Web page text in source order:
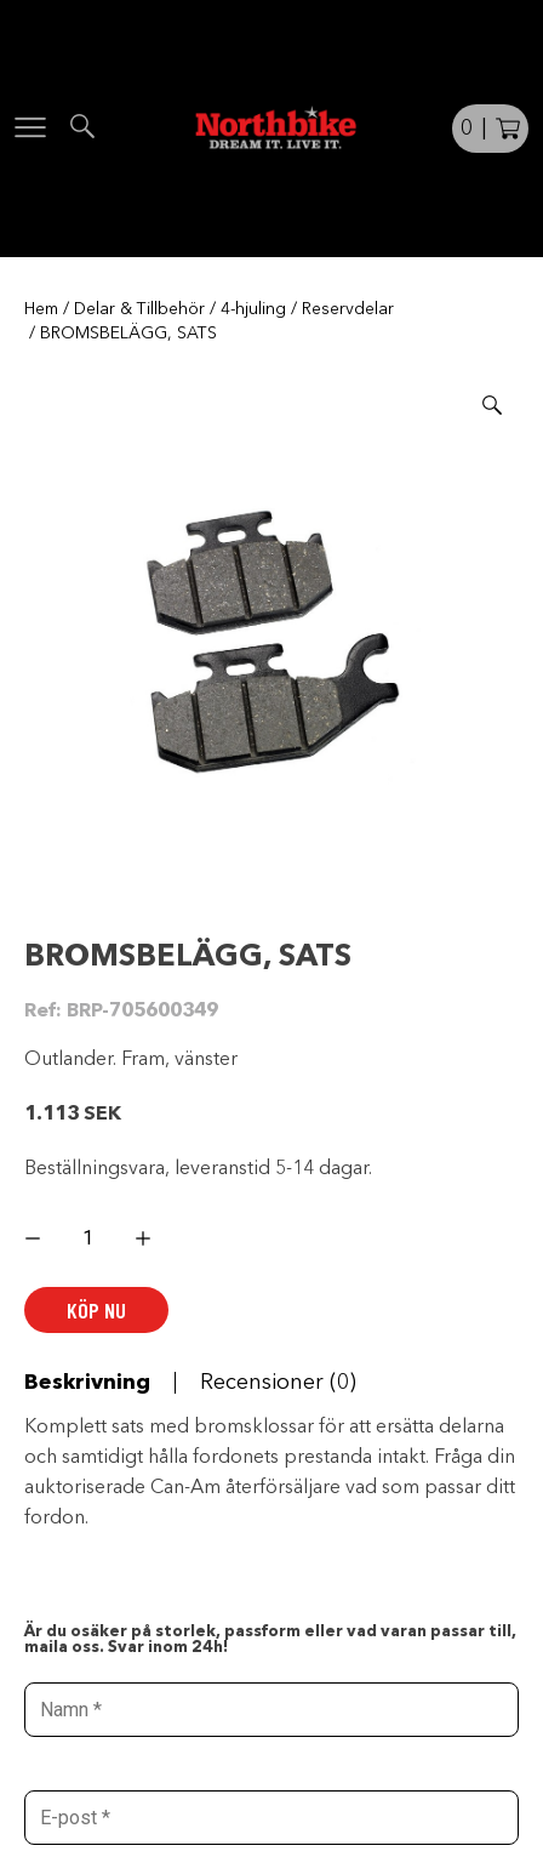
0
Hem / Delar & Tillbehör / 4-hjuling / Reservdelar
/ BROMSBELÄGG, SATS
BROMSBELÄGG, SATS
Ref: BRP-705600349
Outlander. Fram, vänster
1.113 SEK
Beställningsvara, leveranstid 5-14 dagar.
SATS
KÖP NU
Beskrivning Recensioner (0)
Komplett sats med bromsklossar för att ersätta delarna
och samtidigt hålla fordonets prestanda intakt. Fråga din
auktoriserade Can-Am återförsäljare vad som passar ditt
fordon.
Är du osäker på storlek, passform eller vad varan passar till,
maila oss. Svar inom 24h!